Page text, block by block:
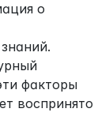
о
факторы
воспринято